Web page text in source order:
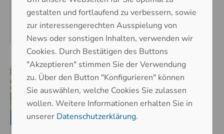
Doktorandenprogramm
gestalten und fortlaufend zu verbessern, sowie
zur interessengerechten Ausspielung von
News oder sonstigen Inhalten, verwenden wir
Cookies. Durch Bestätigen des Buttons
"Akzeptieren" stimmen Sie der Verwendung
zu. Über den Button "Konfigurieren" können
Sie auswählen, welche Cookies Sie zulassen
wollen. Weitere Informationen erhalten Sie in
unserer Datenschutzerklärung.